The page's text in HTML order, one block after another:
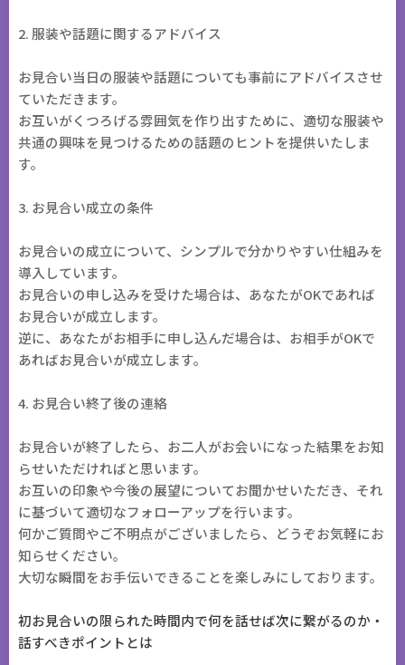
2. 服装や話題に関するアドバイス
お見合い当日の服装や話題についても事前にアドバイスさせ
ていただきます。
お互いがくつろげる雰囲気を作り出すために、適切な服装や
共通の興味を見つけるための話題のヒントを提供いたしま
す。
3. お見合い成立の条件
お見合いの成立について、シンプルで分かりやすい仕組みを
導入しています。
お見合いの申し込みを受けた場合は、あなたがOKであれば
お見合いが成立します。
逆に、あなたがお相手に申し込んだ場合は、お相手がOKで
あればお見合いが成立します。
​4. お見合い終了後の連絡
お見合いが終了したら、お二人がお会いになった結果をお知
らせいただければと思います。
お互いの印象や今後の展望についてお聞かせいただき、それ
に基づいて適切なフォローアップを行います。
何かご質問やご不明点がございましたら、どうぞお気軽にお
知らせください。
大切な瞬間をお手伝いできることを楽しみにしております。
初お見合いの限られた時間内で何を話せば次に繋がるのか・
話すべきポイントとは